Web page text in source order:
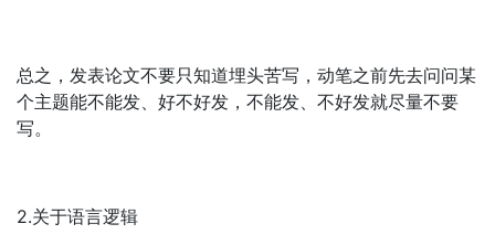
总之，发表论文不要只知道埋头苦写，动笔之前先去问问某
个主题能不能发、好不好发，不能发、不好发就尽量不要
写。
2.关于语言逻辑